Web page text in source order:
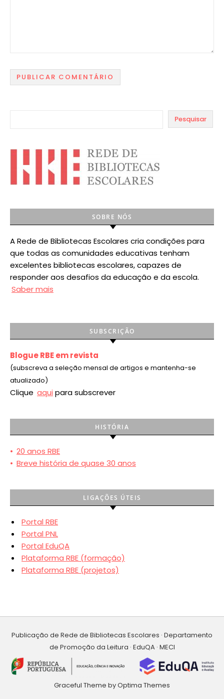
Pesquisar
SOBRE NÓS
A Rede de Bibliotecas Escolares cria condições para
que todas as comunidades educativas tenham
excelentes bibliotecas escolares, capazes de
responder aos desafios da educação e da escola.
Saber mais
SUBSCRIÇÃO
Blogue RBE em revista
(subscreva a seleção mensal de artigos e mantenha-se
atualizado)
Clique aqui para subscrever
HISTÓRIA
• 20 anos RBE
• Breve história de quase 30 anos
LIGAÇÕES ÚTEIS
Portal RBE
Portal PNL
Portal EduQA
Plataforma RBE (formação)
Plataforma RBE (projetos)
Publicação de Rede de Bibliotecas Escolares · Departamento
de Promoção da Leitura · EduQA · MECI
Graceful Theme byOptima Themes